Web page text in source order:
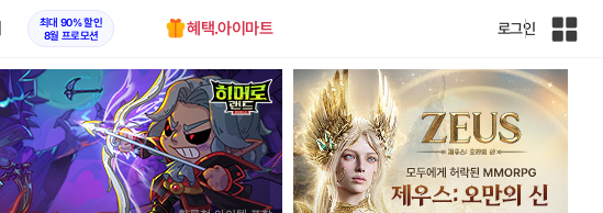
최대 90% 할인
8월 프로모션
혜택.아이마트 로그인
인
체
사